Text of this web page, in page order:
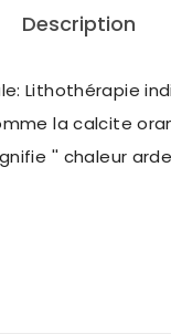
Description
Lithothérapie
la calcite
'' chaleur